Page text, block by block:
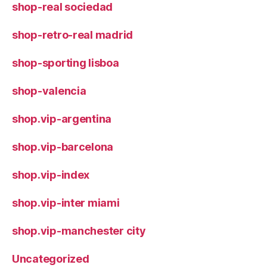
shop-real sociedad
shop-retro-real madrid
shop-sporting lisboa
shop-valencia
shop.vip-argentina
shop.vip-barcelona
shop.vip-index
shop.vip-inter miami
shop.vip-manchester city
Uncategorized